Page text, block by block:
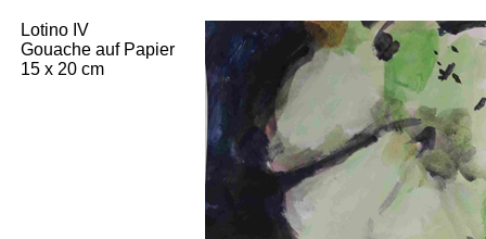
Lotino IV
Gouache auf Papier
15 x 20 cm